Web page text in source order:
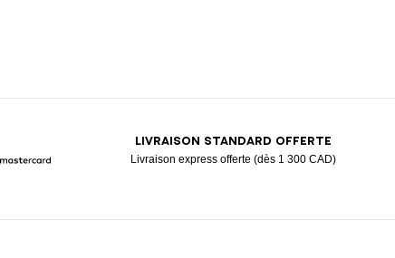
LIVRAISON STANDARD OFFERTE
Livraison express offerte (dès 1 300 CAD)